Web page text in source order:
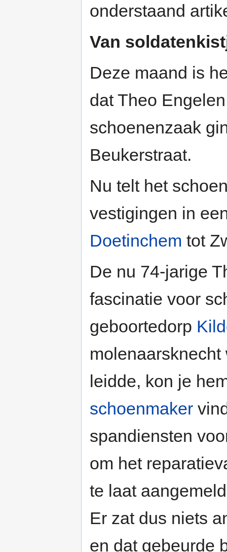
onderstaand
Van
Deze maand is
dat Theo
schoenenzaak
Beukerstraat.
Nu telt het
vestigingen in
Doetinchem tot
De nu 74-jarige
fascinatie voor
geboortedorp
leidde, kon je
schoenmaker
spandiensten
om het
te laat
Er zat dus niets
en dat gebeurde